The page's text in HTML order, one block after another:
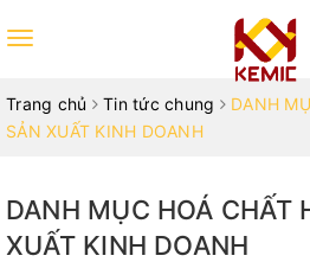
Toggle
Trang chủ Tin tức chung
DANH
SẢN XUẤT KINH DOANH
DANH MỤC HOÁ CHẤT
XUẤT KINH DOANH